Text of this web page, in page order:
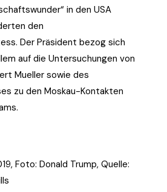
in den USA
den
Der Präsident bezog sich
auf die Untersuchungen von
Mueller sowie des
zu den Moskau-Kontakten
Foto: Donald Trump, Quelle: